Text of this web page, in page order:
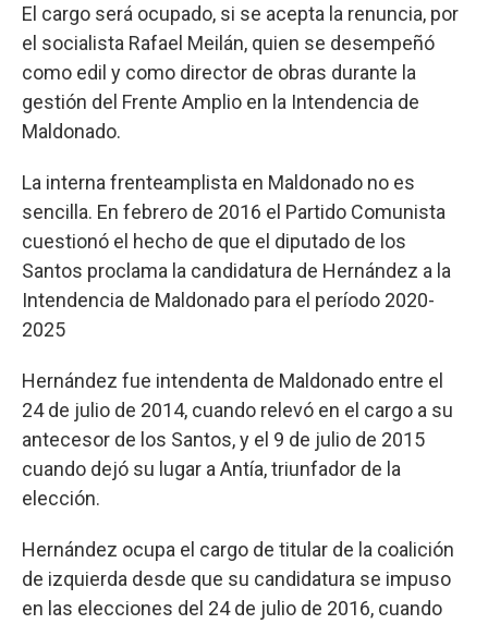
El cargo será ocupado, si se acepta la renuncia, por
el socialista Rafael Meilán, quien se desempeñó
como edil y como director de obras durante la
gestión del Frente Amplio en la Intendencia de
Maldonado.
La interna frenteamplista en Maldonado no es
sencilla. En febrero de 2016 el Partido Comunista
cuestionó el hecho de que el diputado de los
Santos proclama la candidatura de Hernández a la
Intendencia de Maldonado para el período 2020-
2025
Hernández fue intendenta de Maldonado entre el
24 de julio de 2014, cuando relevó en el cargo a su
antecesor de los Santos, y el 9 de julio de 2015
cuando dejó su lugar a Antía, triunfador de la
elección.
Hernández ocupa el cargo de titular de la coalición
de izquierda desde que su candidatura se impuso
en las elecciones del 24 de julio de 2016, cuando